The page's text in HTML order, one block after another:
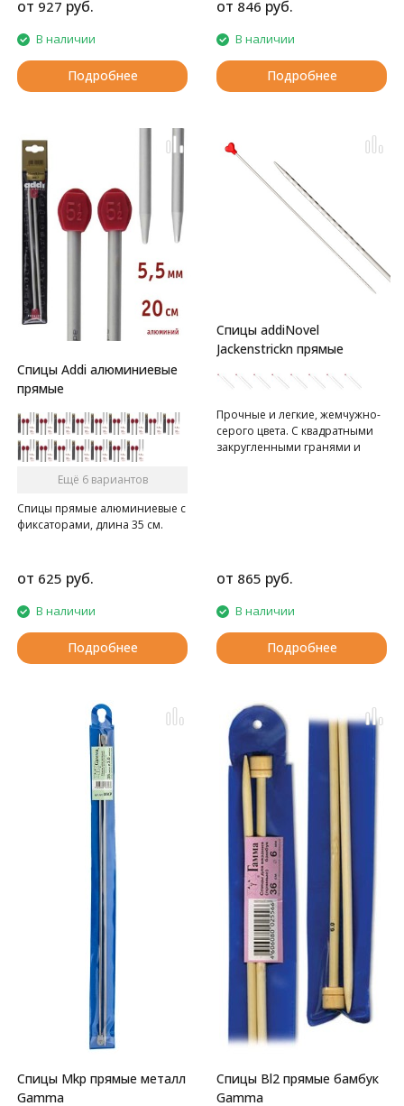
от 927 руб.
В наличии
Подробнее
от 846 руб.
В наличии
Подробнее
Спицы Addi алюминиевые
прямые
Ещё 6 вариантов
Спицы прямые алюминиевые с
фиксаторами, длина 35 см.
от 625 руб.
В наличии
Подробнее
Спицы addiNovel
Jackenstrickn прямые
Прочные и легкие, жемчужно-
серого цвета. С квадратными
закругленными гранями и
от 865 руб.
В наличии
Подробнее
Спицы Mkp прямые металл
Gamma
Спицы Bl2 прямые бамбук
Gamma